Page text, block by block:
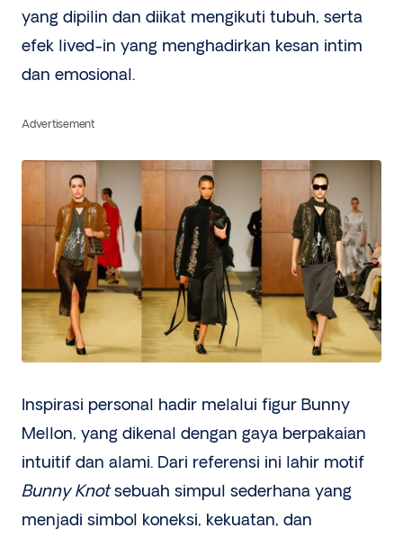
yang dipilin dan diikat mengikuti tubuh, serta
efek lived-in yang menghadirkan kesan intim
dan emosional.
Advertisement
Inspirasi personal hadir melalui figur Bunny
Mellon, yang dikenal dengan gaya berpakaian
intuitif dan alami. Dari referensi ini lahir motif
Bunny Knotsebuah simpul sederhana yang
menjadi simbol koneksi, kekuatan, dan